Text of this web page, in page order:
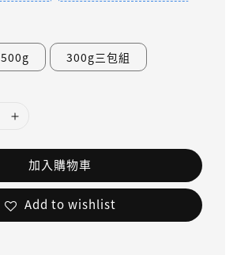
500g 300g三包組
加入購物車
Add to wishlist